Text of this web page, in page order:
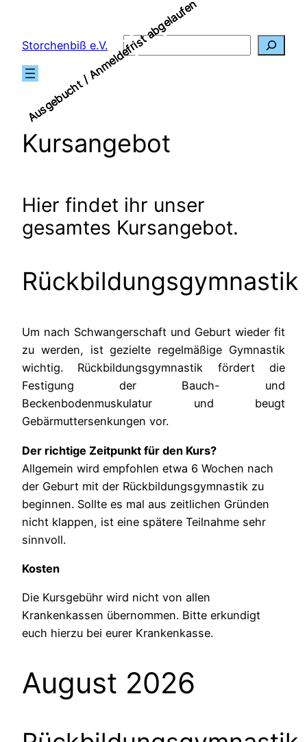
springen
Storchenbiß e.V. Suchen
Kursangebot
Hier findet ihr unser
gesamtes Kursangebot.
Rückbildungsgymnastik
Um nach Schwangerschaft und Geburt wieder fit
zu werden, ist gezielte regelmäßige Gymnastik
wichtig. Rückbildungsgymnastik fördert die
Festigung der Bauch- und
Beckenbodenmuskulatur und beugt
Gebärmuttersenkungen vor.
Der richtige Zeitpunkt für den Kurs?
Allgemein wird empfohlen etwa 6 Wochen nach
der Geburt mit der Rückbildungsgymnastik zu
beginnen. Sollte es mal aus zeitlichen Gründen
nicht klappen, ist eine spätere Teilnahme sehr
sinnvoll.
Kosten
Die Kursgebühr wird nicht von allen
Krankenkassen übernommen. Bitte erkundigt
euch hierzu bei eurer Krankenkasse.
August 2026
Ausgebucht / Anmeldefrist abgelaufen
Ausgebucht / Anmeldefrist abgelaufen
Ausgebucht / Anmeldefrist abgelaufen
Ausgebucht / Anmeldefrist abgelaufen